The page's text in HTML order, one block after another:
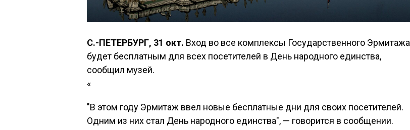
С.-ПЕТЕРБУРГ, 31 окт. Вход во все комплексы Государственного Эрмитажа
будет бесплатным для всех посетителей в День народного единства,
сообщил музей.
«
"В этом году Эрмитаж ввел новые бесплатные дни для своих посетителей.
Одним из них стал День народного единства", — говорится в сообщении.